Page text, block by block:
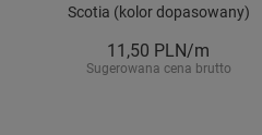
Scotia (kolor dopasowany)
11,50 PLN/m
Sugerowana cena brutto